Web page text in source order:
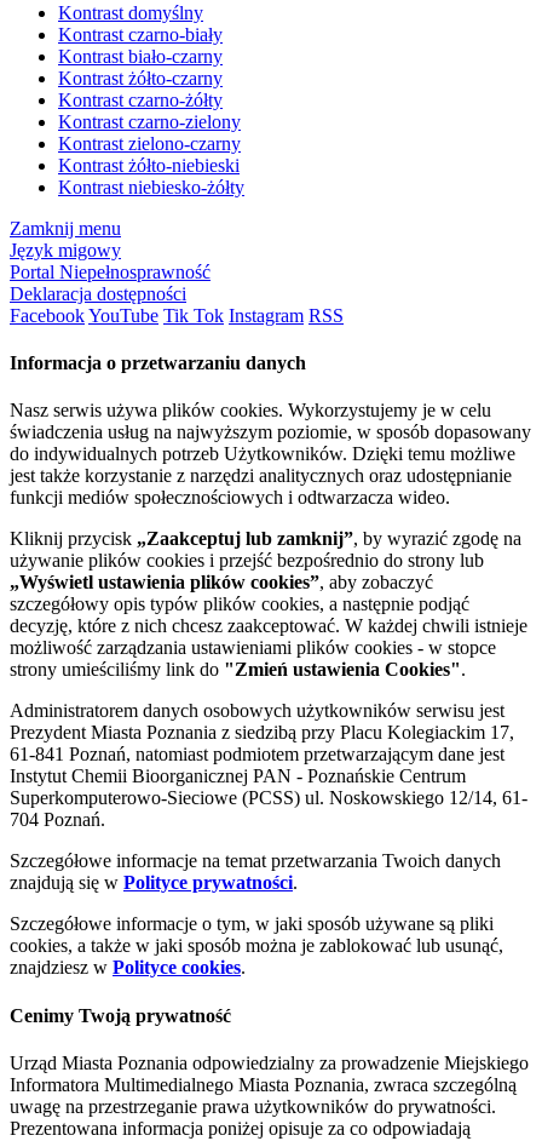
Kontrast domyślny
Kontrast czarno-biały
Kontrast biało-czarny
Kontrast żółto-czarny
Kontrast czarno-żółty
Kontrast czarno-zielony
Kontrast zielono-czarny
Kontrast żółto-niebieski
Kontrast niebiesko-żółty
Zamknij menu
Język migowy
Portal Niepełnosprawność
Deklaracja dostępności
FacebookYouTube Tik Tok Instagram RSS
Informacja o przetwarzaniu danych
Nasz serwis używa plików cookies. Wykorzystujemy je w celu
świadczenia usług na najwyższym poziomie, w sposób dopasowany
do indywidualnych potrzeb Użytkowników. Dzięki temu możliwe
jest także korzystanie z narzędzi analitycznych oraz udostępnianie
funkcji mediów społecznościowych i odtwarzacza wideo.
Kliknij przycisk „Zaakceptuj lub zamknij”, by wyrazić zgodę na
używanie plików cookies i przejść bezpośrednio do strony lub
„Wyświetl ustawienia plików cookies”, aby zobaczyć
szczegółowy opis typów plików cookies, a następnie podjąć
decyzję, które z nich chcesz zaakceptować. W każdej chwili istnieje
możliwość zarządzania ustawieniami plików cookies - w stopce
strony umieściliśmy link do "Zmień ustawienia Cookies".
Administratorem danych osobowych użytkowników serwisu jest
Prezydent Miasta Poznania z siedzibą przy Placu Kolegiackim 17,
61-841 Poznań, natomiast podmiotem przetwarzającym dane jest
Instytut Chemii Bioorganicznej PAN - Poznańskie Centrum
Superkomputerowo-Sieciowe (PCSS) ul. Noskowskiego 12/14, 61-
704 Poznań.
Szczegółowe informacje na temat przetwarzania Twoich danych
znajdują się w Polityce prywatności.
Szczegółowe informacje o tym, w jaki sposób używane są pliki
cookies, a także w jaki sposób można je zablokować lub usunąć,
znajdziesz w Polityce cookies.
Cenimy Twoją prywatność
Urząd Miasta Poznania odpowiedzialny za prowadzenie Miejskiego
Informatora Multimedialnego Miasta Poznania, zwraca szczególną
uwagę na przestrzeganie prawa użytkowników do prywatności.
Prezentowana informacja poniżej opisuje za co odpowiadają